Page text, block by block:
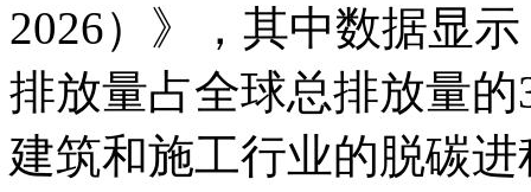
2026）》，其中数据显
排放量占全球总排放量
建筑和施工行业的脱碳